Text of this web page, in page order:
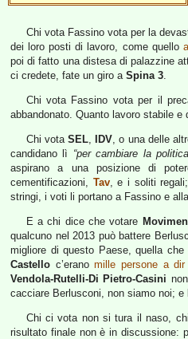
Chi vota Fassino vota per la
dei loro posti di lavoro, come quello
poi di fatto una distesa di palazzine
ci credete, fate un giro a Spina 3.
Chi vota Fassino vota per il
abbandonato. Quanto lavoro stabile e
Chi vota SEL, IDV, o una delle
candidano lì “per cambiare la
aspirano a una posizione di
cementificazioni, Tav, e i soliti
stringi, i voti li portano a Fassino e
E a chi dice che votare
qualcuno nel 2013 può battere
migliore di questo Paese, quella
Castello c’eranomille persone a dir
Vendola-Rutelli-Di Pietro-Casini
cacciare Berlusconi, non siamo noi;
Chi ci vota non si tura il naso,
risultato finale non è in discussione: